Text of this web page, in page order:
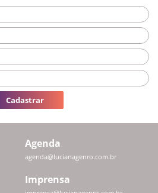
Cadastrar
Agenda
agenda@lucianagenro.com.br
Imprensa